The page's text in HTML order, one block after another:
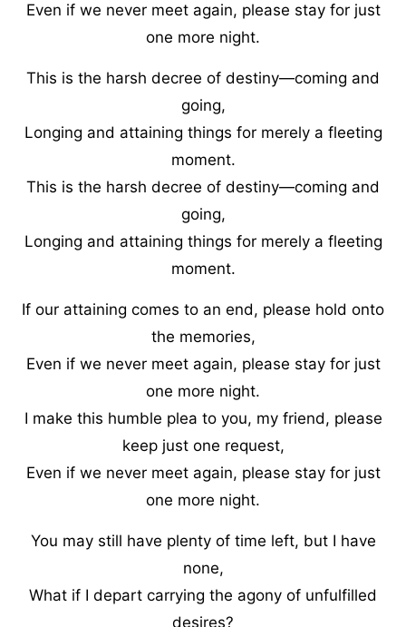
Even if we never meet again, please stay for just
one more night.
This is the harsh decree of destiny—coming and
going,
Longing and attaining things for merely a fleeting
moment.
This is the harsh decree of destiny—coming and
going,
Longing and attaining things for merely a fleeting
moment.
If our attaining comes to an end, please hold onto
the memories,
Even if we never meet again, please stay for just
one more night.
I make this humble plea to you, my friend, please
keep just one request,
Even if we never meet again, please stay for just
one more night.
You may still have plenty of time left, but I have
none,
What if I depart carrying the agony of unfulfilled
desires?